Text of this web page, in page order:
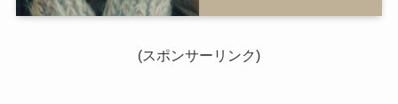
(スポンサーリンク)